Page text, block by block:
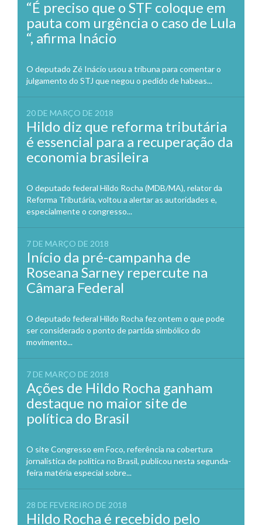
“É preciso que o STF coloque em
pauta com urgência o caso de Lula
“, afirma Inácio
O deputado Zé Inácio usou a tribuna para comentar o
julgamento do STJ que negou o pedido de habeas...
20 DE MARÇO DE 2018
Hildo diz que reforma tributária
é essencial para a recuperação da
economia brasileira
O deputado federal Hildo Rocha (MDB/MA), relator da
Reforma Tributária, voltou a alertar as autoridades e,
especialmente o congresso...
7 DE MARÇO DE 2018
Início da pré-campanha de
Roseana Sarney repercute na
Câmara Federal
O deputado federal Hildo Rocha fez ontem o que pode
ser considerado o ponto de partida simbólico do
movimento...
7 DE MARÇO DE 2018
Ações de Hildo Rocha ganham
destaque no maior site de
política do Brasil
O site Congresso em Foco, referência na cobertura
jornalística de política no Brasil, publicou nesta segunda-
feira matéria especial sobre...
28 DE FEVEREIRO DE 2018
Hildo Rocha é recebido pelo